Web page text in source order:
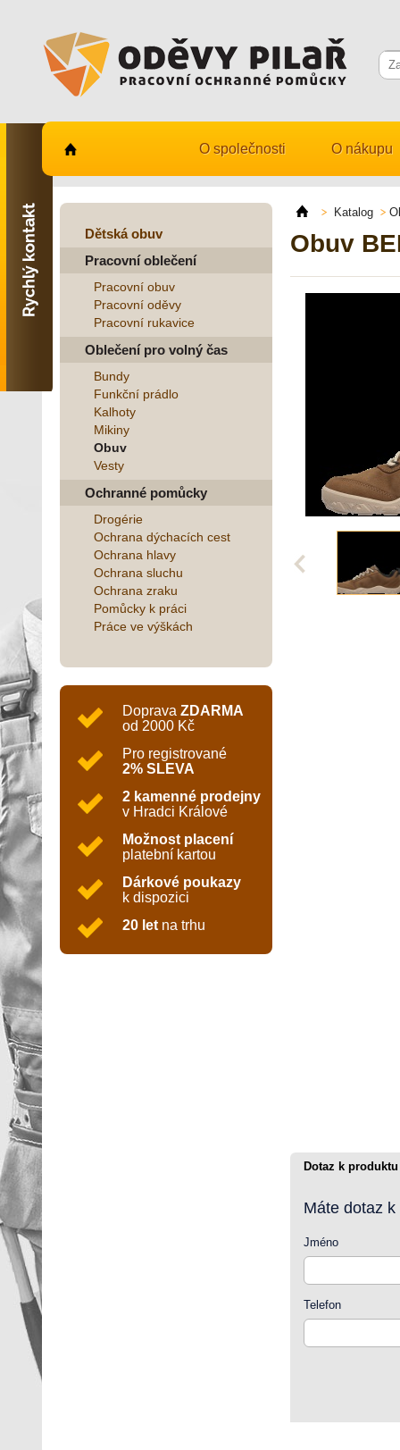
O společnosti O nákupu
Dětská obuv
Pracovní oblečení
Pracovní obuv
Pracovní oděvy
Pracovní rukavice
Oblečení pro volný čas
Bundy
Funkční prádlo
Kalhoty
Mikiny
Obuv
Vesty
Ochranné pomůcky
Drogérie
Ochrana dýchacích cest
Ochrana hlavy
Ochrana sluchu
Ochrana zraku
Pomůcky k práci
Práce ve výškách
Doprava ZDARMA
od 2000 Kč
Pro registrované
2% SLEVA
2 kamenné prodejny
v Hradci Králové
Možnost placení
platební kartou
Dárkové poukazy
k dispozici
20 let na trhu
Katalog
Obuv
Dotaz k produktu
Máte dotaz
Jméno
Telefon
Kontaktujte nás
731 482 530
info@odevy-pilar.cz
Provozovna:
Hradec Králové
Provozovna:
Hradec Králové